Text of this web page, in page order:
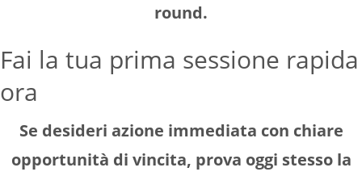
round.
Fai la tua prima sessione rapida
ora
Se desideri azione immediata con chiare
opportunità di vincita, prova oggi stesso la